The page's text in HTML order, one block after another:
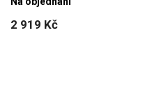
2 919 Kč